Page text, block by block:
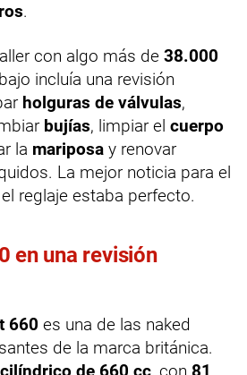
.
con algo más de 38.000
incluía una revisión
holguras de válvulas,
bujías, limpiar el cuerpo
la mariposa y renovar
La mejor noticia para el
reglaje estaba perfecto.
en una revisión
660 es una de las naked
de la marca británica.